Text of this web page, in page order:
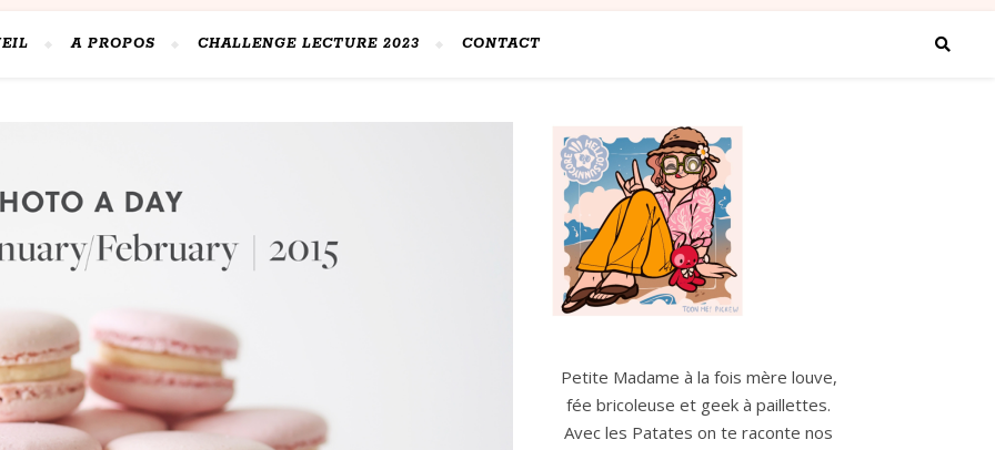
A PROPOS CHALLENGE LECTURE 2023 CONTACT
Petite Madame à la fois mère louve,
fée bricoleuse et geek à paillettes.
Avec les Patates on te raconte nos